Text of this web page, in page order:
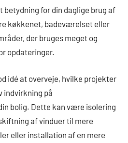
betydning for din daglige brug af
køkkenet, badeværelset eller
der bruges meget og
opdateringer.
idé at overveje, hvilke projekter
indvirkning på
bolig. Dette kan være isolering
af vinduer til mere
eller installation af en mere